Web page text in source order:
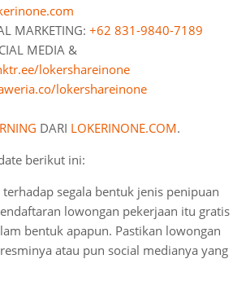
MARKETING: +62 831-9840-7189
MEDIA &
lokershareinone
lokershareinone
DARI LOKERINONE.COM.
berikut ini:
segala bentuk jenis penipuan
lowongan pekerjaan itu gratis
bentuk apapun. Pastikan lowongan
atau pun social medianya yang